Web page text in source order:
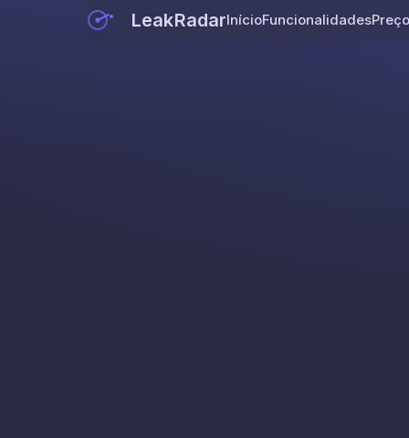
LeakRadarInícioFuncionalidades